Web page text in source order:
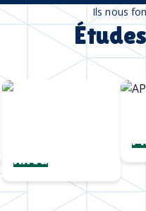
Ils nous
Hiroa